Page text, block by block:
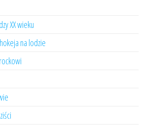
XX wieku
na lodzie